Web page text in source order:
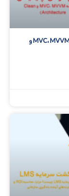
بهترین معماری طراحی اپلیکیشن در سال ۱۴۰۴: بررسی MVC، MVVM و